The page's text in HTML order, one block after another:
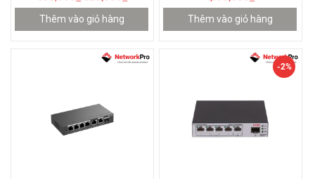
Thêm vào giỏ hàng Thêm vào giỏ hàng
-2%